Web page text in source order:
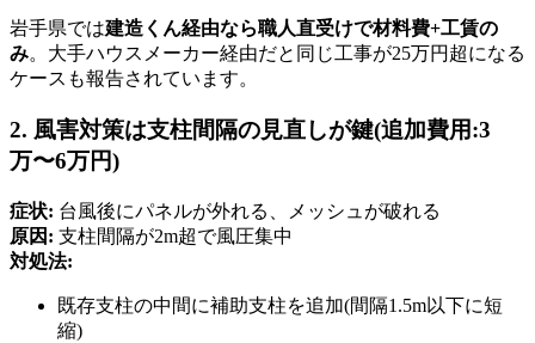
岩手県では建造くん経由なら職人直受けで材料費+工賃の
み。大手ハウスメーカー経由だと同じ工事が25万円超になる
ケースも報告されています。
2. 風害対策は支柱間隔の見直しが鍵(追加費用:3
万〜6万円)
症状: 台風後にパネルが外れる、メッシュが破れる
原因: 支柱間隔が2m超で風圧集中
対処法:
既存支柱の中間に補助支柱を追加(間隔1.5m以下に短
縮)